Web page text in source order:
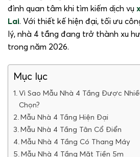
đình quan tâm khi tìm kiếm dịch vụ
Lai. Với thiết kế hiện đại, tối ưu
lý, nhà 4 tầng đang trở thành xu
trong năm 2026.
Mục lục
Vì Sao Mẫu Nhà 4 Tầng Được
Chọn?
Mẫu Nhà 4 Tầng Hiện Đại
Mẫu Nhà 4 Tầng Tân Cổ Điển
Mẫu Nhà 4 Tầng Có Thang Máy
Mẫu Nhà 4 Tầng Mặt Tiền 5m